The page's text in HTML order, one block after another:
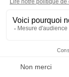
REMA
RÉSEAU
ANCIENNE
NETWORK